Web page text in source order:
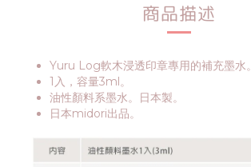
商品描述
Yuru Log軟木浸透印章專用的補充墨水。
1入，容量3ml。
油性顏料系墨水。日本製。
日本midori出品。